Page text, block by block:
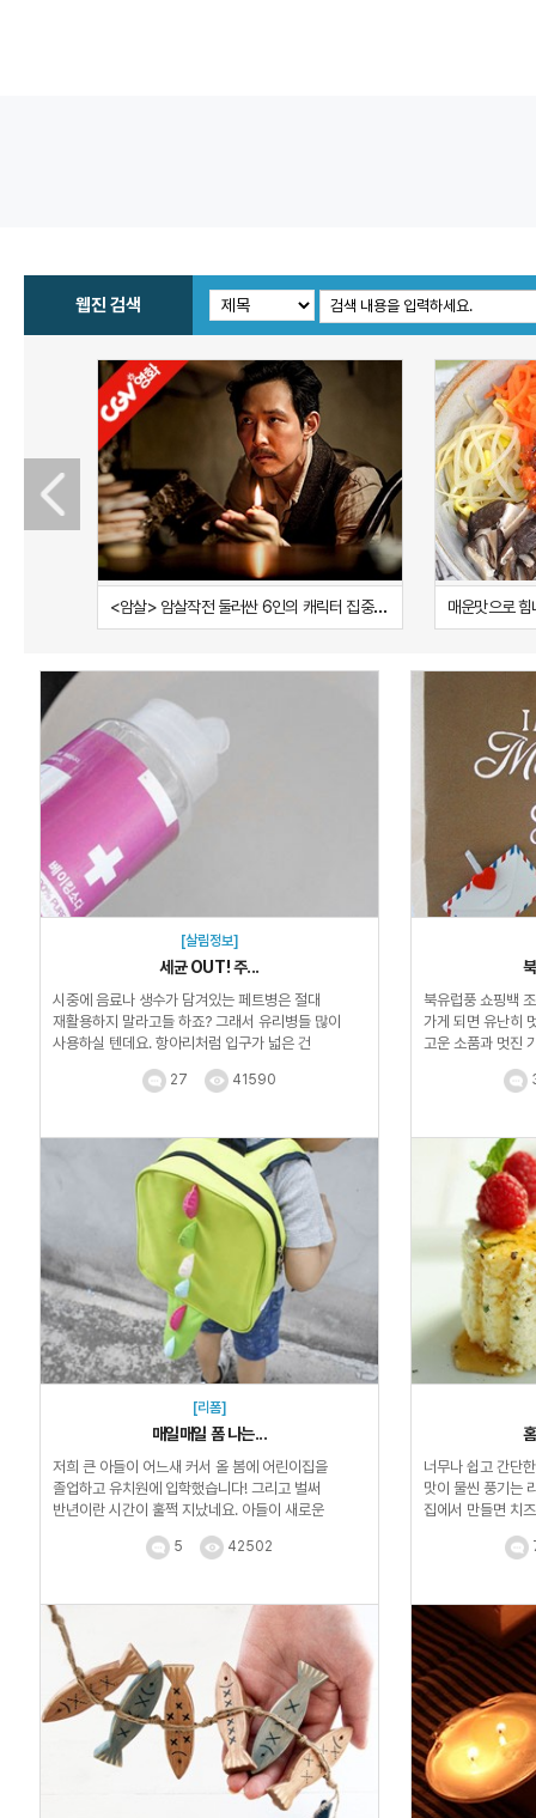
웹진 검색
<암살> 암살작전 둘러싼 6인의 캐릭터 집중 분석!
[살림정보]
세균 OUT! 주...
시중에 음료나 생수가 담겨있는 페트병은 절대
재활용하지 말라고들 하죠? 그래서 유리병들 많이
사용하실 텐데요. 항아리처럼 입구가 넓은 건
괜찮지만 입구가 좁은...
27 41590
북유럽풍 쇼핑백
가게 되면 유난히
고운 소품과 멋진
인테리어의 꽃...
[리폼]
매일매일 폼 나는...
저희 큰 아들이 어느새 커서 올 봄에 어린이집을
졸업하고 유치원에 입학했습니다! 그리고 벌써
반년이란 시간이 훌쩍 지났네요. 아들이 새로운
유치원에 입학하면서 새...
5 42502
너무나 쉽고 간단
맛이 물씬 풍기는
집에서 만들면 치